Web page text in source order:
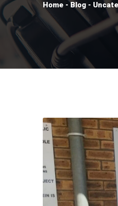
Home -Blog -